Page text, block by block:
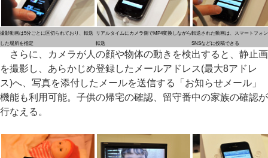
撮影動画は5分ごとに区切られており、転送
した場所を指定
リアルタイムにカメラ側でMP4変換しながら
転送
転送された動画は、スマートフォ
SNSなどに投稿できる
さらに、カメラが人の顔や物体の動きを検出すると、静止画
を撮影し、あらかじめ登録したメールアドレス(最大8アドレ
ス)へ、写真を添付したメールを送信する「お知らせメール」
機能も利用可能。子供の帰宅の確認、留守番中の家族の確認が
行なえる。